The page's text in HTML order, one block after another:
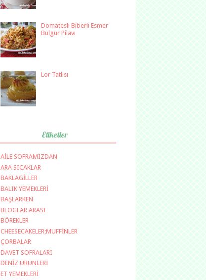
Domatesli Biberli Esmer
Bulgur Pilavı
Lor Tatlısı
Etiketler
AİLE SOFRAMIZDAN
ARA SICAKLAR
BAKLAGİLLER
BALIK YEMEKLERİ
BAŞLARKEN
BLOGLAR ARASI
BÖREKLER
CHEESECAKELER;MUFFİNLER
ÇORBALAR
DAVET SOFRALARI
DENİZ ÜRÜNLERİ
ET YEMEKLERİ